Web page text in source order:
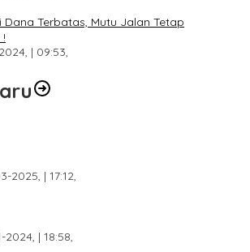
Dana Terbatas, Mutu Jalan Tetap
| 09:53,
2025, | 17:12,
2024, | 18:58,